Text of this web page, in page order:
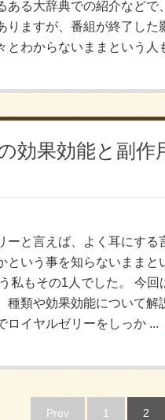
ある大辞典での紹介などで
りますが、番組が終了した
とわからないままという人
効果効能と副作
ーと言えば、よく耳にする
という事を知らないままと
私もその1人でした。 今回
種類や効果効能について解
ロイヤルゼリーをしっか ...
Prev 1 2